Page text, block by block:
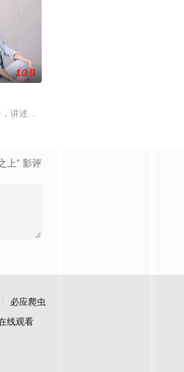
九门诸人共赴冒险奇局。一桩401部队的神秘
士科三元及第入翰林院的奇女子。十年前
10.0
讲述了他们在中意合作项目中面对专业挑
上” 影评
必应爬虫
线观看